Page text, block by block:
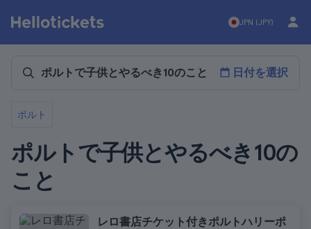
JPN (JPY)
日付を選択
ポルト
ポルトで子供とやるべき10の
こと
レロ書店チケット付きポルトハリーポ